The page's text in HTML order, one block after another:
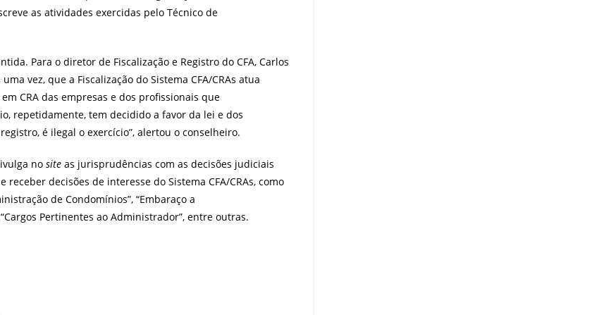
as atividades exercidas pelo Técnico de
Para o diretor de Fiscalização e Registro do CFA, Carlos
vez, que a Fiscalização do Sistema CFA/CRAs atua
CRA das empresas e dos profissionais que
repetidamente, tem decidido a favor da lei e dos
é ilegal o exercício”, alertou o conselheiro.
no site as jurisprudências com as decisões judiciais
decisões de interesse do Sistema CFA/CRAs, como
de Condomínios”, “Embaraço a
Pertinentes ao Administrador”, entre outras.